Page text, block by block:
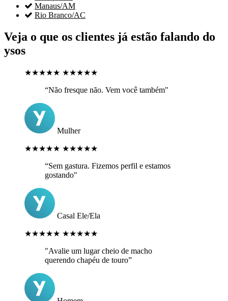
 Manaus/AM
 Rio Branco/AC
Veja o que os clientes já estão falando do
ysos
★★★★★ ★★★★★
“Não fresque não. Vem você também"
Mulher
★★★★★ ★★★★★
“Sem gastura. Fizemos perfil e estamos
gostando"
Casal Ele/Ela
★★★★★ ★★★★★
"Avalie um lugar cheio de macho
querendo chapéu de touro”